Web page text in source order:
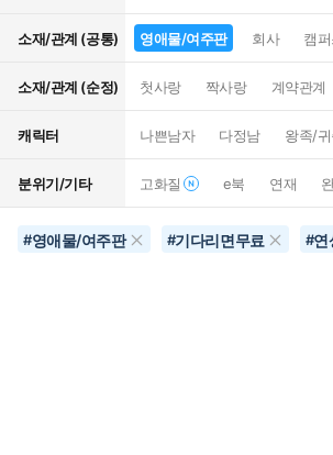
소재/관계 (공통) 영애물/여주판 회사 캠
소재/관계 (순정) 첫사랑 짝사랑 계약관계
캐릭터 나쁜남자 다정남 왕족/
분위기/기타 고화질 e북 연재
#영애물/여주판 #기다리면무료 #연